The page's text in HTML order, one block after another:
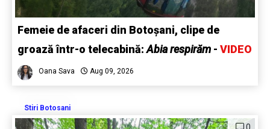
Femeie de afaceri din Botoșani, clipe de
groază într-o telecabină:Abia respirăm - VIDEO
Oana Sava Aug 09, 2026
Stiri Botosani
0